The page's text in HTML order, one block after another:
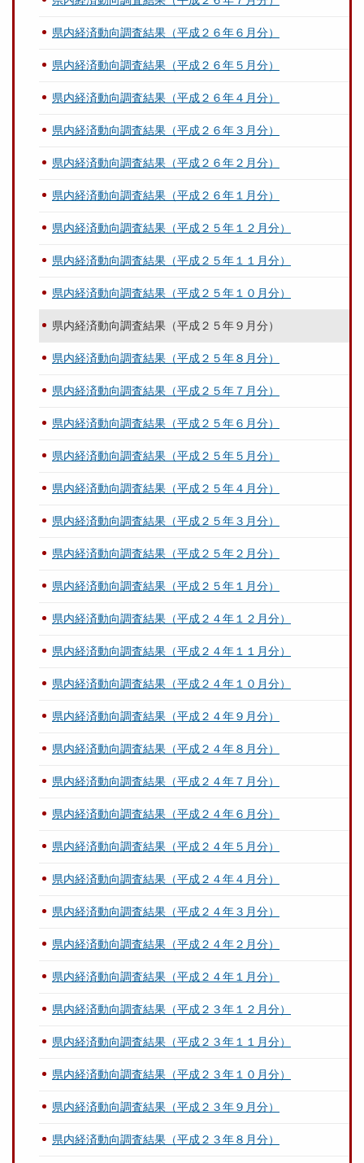
県内経済動向調査結果（平成２６年６月分）
県内経済動向調査結果（平成２６年５月分）
県内経済動向調査結果（平成２６年４月分）
県内経済動向調査結果（平成２６年３月分）
県内経済動向調査結果（平成２６年２月分）
県内経済動向調査結果（平成２６年１月分）
県内経済動向調査結果（平成２５年１２月分）
県内経済動向調査結果（平成２５年１１月分）
県内経済動向調査結果（平成２５年１０月分）
県内経済動向調査結果（平成２５年９月分）
県内経済動向調査結果（平成２５年８月分）
県内経済動向調査結果（平成２５年７月分）
県内経済動向調査結果（平成２５年６月分）
県内経済動向調査結果（平成２５年５月分）
県内経済動向調査結果（平成２５年４月分）
県内経済動向調査結果（平成２５年３月分）
県内経済動向調査結果（平成２５年２月分）
県内経済動向調査結果（平成２５年１月分）
県内経済動向調査結果（平成２４年１２月分）
県内経済動向調査結果（平成２４年１１月分）
県内経済動向調査結果（平成２４年１０月分）
県内経済動向調査結果（平成２４年９月分）
県内経済動向調査結果（平成２４年８月分）
県内経済動向調査結果（平成２４年７月分）
県内経済動向調査結果（平成２４年６月分）
県内経済動向調査結果（平成２４年５月分）
県内経済動向調査結果（平成２４年４月分）
県内経済動向調査結果（平成２４年３月分）
県内経済動向調査結果（平成２４年２月分）
県内経済動向調査結果（平成２４年１月分）
県内経済動向調査結果（平成２３年１２月分）
県内経済動向調査結果（平成２３年１１月分）
県内経済動向調査結果（平成２３年１０月分）
県内経済動向調査結果（平成２３年９月分）
県内経済動向調査結果（平成２３年８月分）